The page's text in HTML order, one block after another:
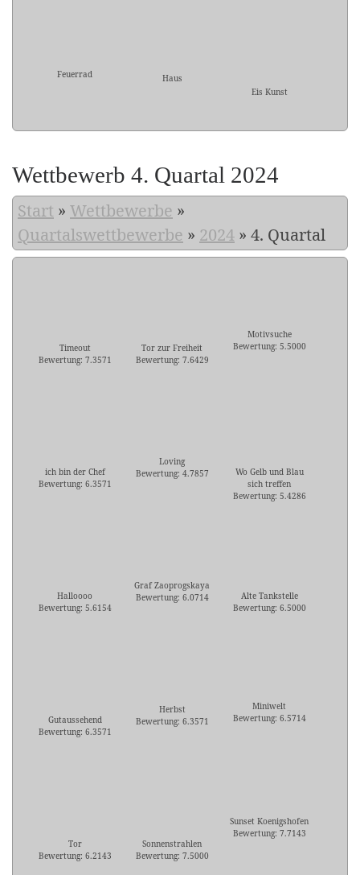
Feuerrad
Haus
Eis Kunst
Wettbewerb 4. Quartal 2024
Start » Wettbewerbe »
Quartalswettbewerbe » 2024 » 4. Quartal
Timeout
Bewertung: 7.3571
Tor zur Freiheit
Bewertung: 7.6429
Motivsuche
Bewertung: 5.5000
ich bin der Chef
Bewertung: 6.3571
Loving
Bewertung: 4.7857
Wo Gelb und Blau
sich treffen
Bewertung: 5.4286
Halloooo
Bewertung: 5.6154
Graf Zaoprogskaya
Bewertung: 6.0714
Alte Tankstelle
Bewertung: 6.5000
Gutaussehend
Bewertung: 6.3571
Herbst
Bewertung: 6.3571
Miniwelt
Bewertung: 6.5714
Tor
Bewertung: 6.2143
Sonnenstrahlen
Bewertung: 7.5000
Sunset Koenigshofen
Bewertung: 7.7143